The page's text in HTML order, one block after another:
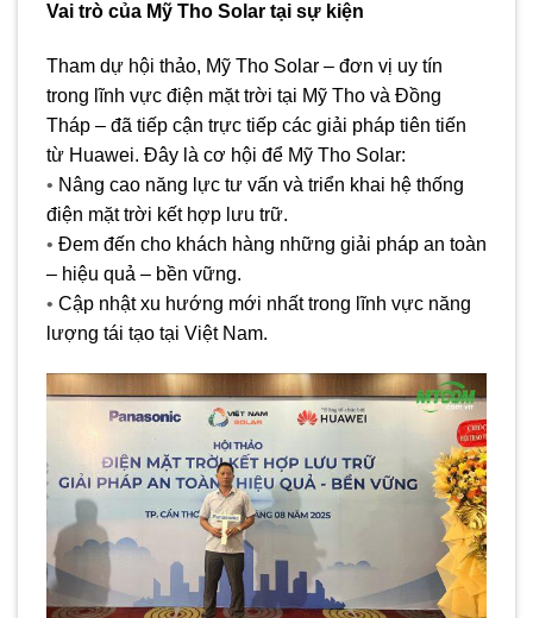
Vai trò của Mỹ Tho Solar tại sự kiện
Tham dự hội thảo, Mỹ Tho Solar – đơn vị uy tín
trong lĩnh vực điện mặt trời tại Mỹ Tho và Đồng
Tháp – đã tiếp cận trực tiếp các giải pháp tiên tiến
từ Huawei. Đây là cơ hội để Mỹ Tho Solar:
• Nâng cao năng lực tư vấn và triển khai hệ thống
điện mặt trời kết hợp lưu trữ.
• Đem đến cho khách hàng những giải pháp an toàn
– hiệu quả – bền vững.
• Cập nhật xu hướng mới nhất trong lĩnh vực năng
lượng tái tạo tại Việt Nam.